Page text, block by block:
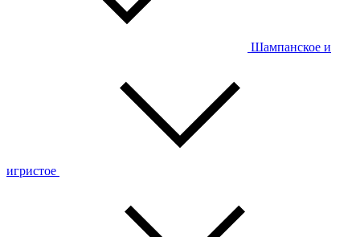
Шампанское и
игристое